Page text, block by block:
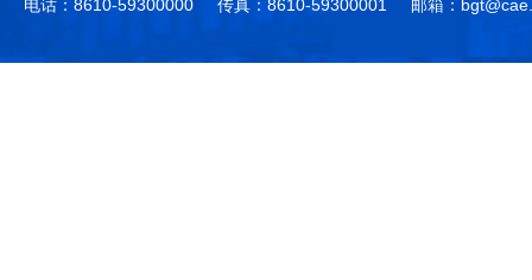
电话：8610-59300000
传真：8610-59300001 邮箱：